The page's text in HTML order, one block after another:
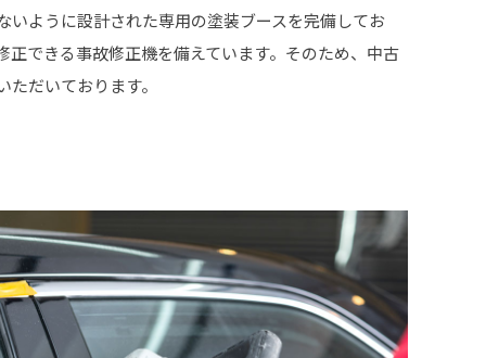
いように設計された専用の塗装ブースを完備してお
正できる事故修正機を備えています。そのため、中古
だいております。